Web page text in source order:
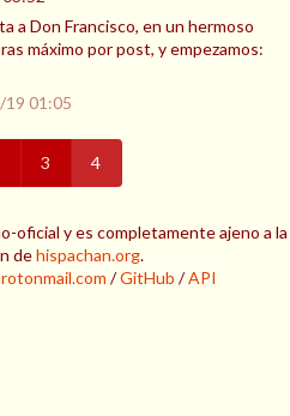
a Don Francisco, en un hermoso
máximo por post, y empezamos:
19 01:05
3 4
oficial y es completamente ajeno a la
dehispachan.org.
/GitHub /API